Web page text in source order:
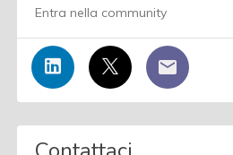
Entra nella community